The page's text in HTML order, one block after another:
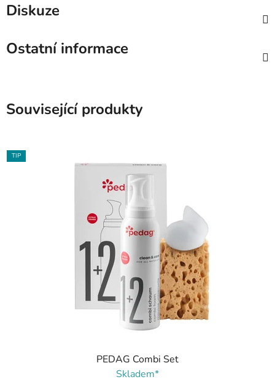
Diskuze
Ostatní informace
Související produkty
TIP
PEDAG Combi Set
Skladem*